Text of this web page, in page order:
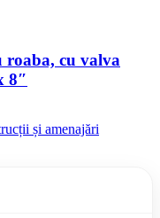
roaba, cu valva
8″
și amenajări